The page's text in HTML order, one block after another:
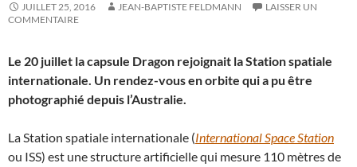
JUILLET 25, 2016 JEAN-BAPTISTE FELDMANN
LAISSER UN
COMMENTAIRE
Le 20 juillet la capsule Dragon rejoignait la Station spatiale
internationale. Un rendez-vous en orbite qui a pu être
photographié depuis l’Australie.
La Station spatiale internationale (International Space Station
ou ISS) est une structure artificielle qui mesure 110 mètres de